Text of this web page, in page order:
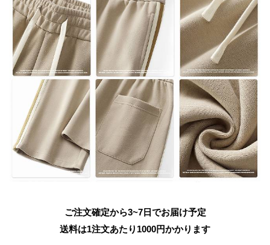
ご注文確定から3~7日でお届け予定
送料は1注文あたり 1000円かかります